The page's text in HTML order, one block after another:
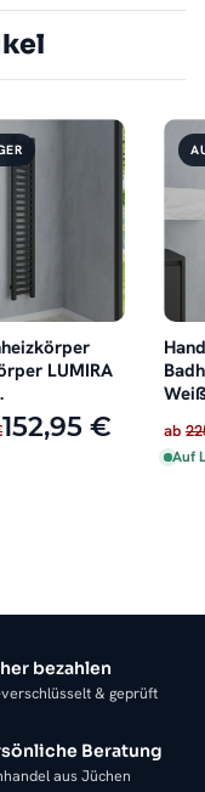
LUMIRA
152,95 € ab
Auf
bezahlen
verschlüsselt & geprüft
Beratung
aus Jüchen